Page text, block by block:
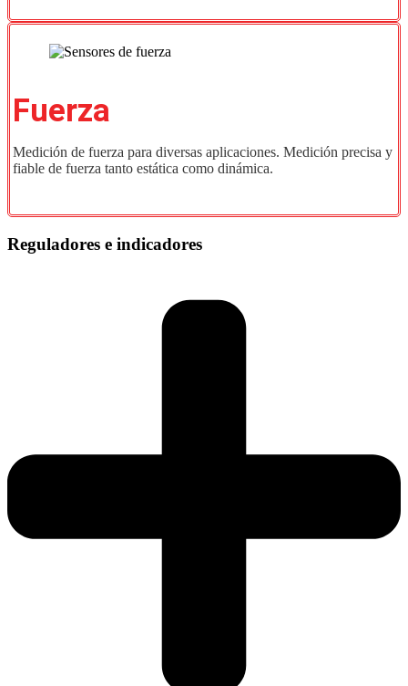
Fuerza
Medición de fuerza para diversas aplicaciones. Medición precisa y
fiable de fuerza tanto estática como dinámica.
Reguladores e indicadores